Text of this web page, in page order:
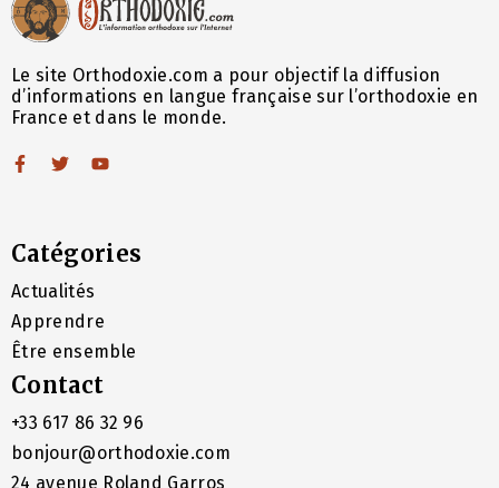
Le site Orthodoxie.com a pour objectif la diffusion
d’informations en langue française sur l’orthodoxie en
France et dans le monde.
Catégories
Actualités
Apprendre
Être ensemble
Contact
+33 617 86 32 96
bonjour@orthodoxie.com
24 avenue Roland Garros